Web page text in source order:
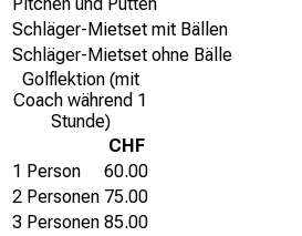
Schläger-Mietset mit Bällen
Schläger-Mietset ohne Bälle
Golflektion (mit
Coach während 1
Stunde)
CHF
1 Person
60.00
2 Personen 75.00
3 Personen 85.00